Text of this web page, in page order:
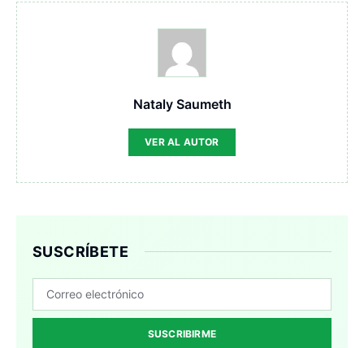
Nataly Saumeth
VER AL AUTOR
SUSCRÍBETE
SUSCRIBIRME